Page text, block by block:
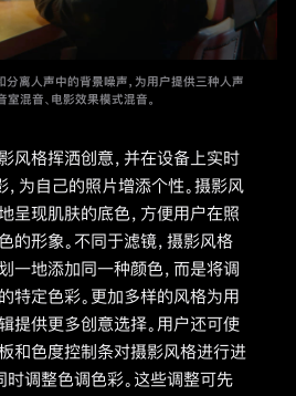
离人声中的背景噪声，为用户提供三种人声
室混音、电影效果模式混音。
风格挥洒创意，并在设备上实时
，为自己的照片增添个性。摄影风
呈现肌肤的底色，方便用户在照
的形象。不同于滤镜，摄影风格
一地添加同一种颜色，而是将调
特定色彩。更加多样的风格为用
提供更多创意选择。用户还可使
和色度控制条对摄影风格进行进
时调整色调色彩。这些调整可先